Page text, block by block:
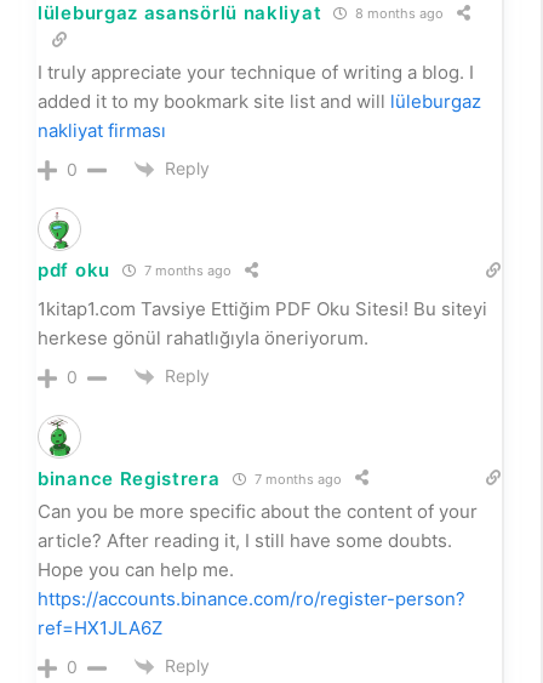
lüleburgaz asansörlü nakliyat 8 months ago
I truly appreciate your technique of writing a blog. I
added it to my bookmark site list and will lüleburgaz
nakliyat firması
0 Reply
pdf oku 7 months ago
1kitap1.com Tavsiye Ettiğim PDF Oku Sitesi! Bu siteyi
herkese gönül rahatlığıyla öneriyorum.
0 Reply
binance Registrera 7 months ago
Can you be more specific about the content of your
article? After reading it, I still have some doubts.
Hope you can help me.
https://accounts.binance.com/ro/register-person?
ref=HX1JLA6Z
0 Reply